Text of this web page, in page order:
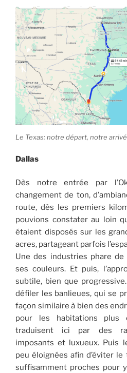
Le Texas: notre départ, notre
Dallas
Dès notre entrée par
changement de ton,
route, dès les premiers
pouvions constater au loin
étaient disposés sur les
acres, partageant parfois
Une des industries phare de
ses couleurs. Et puis,
subtile, bien que
défiler les banlieues, qui se
façon similaire à bien des
pour les habitations plus
traduisent ici par des
imposants et luxueux. Puis
peu éloignées afin d’éviter
suffisamment proches pour